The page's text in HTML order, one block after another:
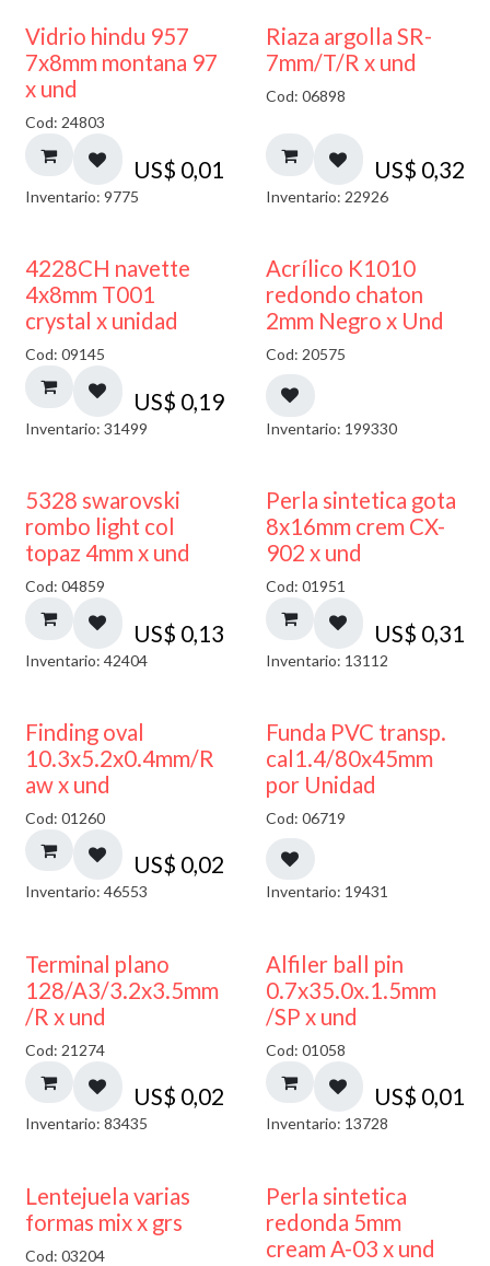
40% DESCUENTO
Vidrio hindu 957
7x8mm montana 97
x und
Cod: 24803
US$ 0,01
Inventario: 9775
Riaza argolla SR-
7mm/T/R x und
Cod: 06898
US$ 0,32
Inventario: 22926
4228CH navette
4x8mm T001
crystal x unidad
Cod: 09145
US$ 0,19
Inventario: 31499
50% DESCUENTO
Acrílico K1010
redondo chaton
2mm Negro x Und
Cod: 20575
Inventario: 199330
5328 swarovski
rombo light col
topaz 4mm x und
Cod: 04859
US$ 0,13
Inventario: 42404
Perla sintetica gota
8x16mm crem CX-
902 x und
Cod: 01951
US$ 0,31
Inventario: 13112
Finding oval
10.3x5.2x0.4mm/R
aw x und
Cod: 01260
US$ 0,02
Inventario: 46553
Funda PVC transp.
cal1.4/80x45mm
por Unidad
Cod: 06719
Inventario: 19431
Terminal plano
128/A3/3.2x3.5mm
/R x und
Cod: 21274
US$ 0,02
Inventario: 83435
Alfiler ball pin
0.7x35.0x.1.5mm
/SP x und
Cod: 01058
US$ 0,01
Inventario: 13728
Lentejuela varias
formas mix x grs
Cod: 03204
Perla sintetica
redonda 5mm
cream A-03 x und